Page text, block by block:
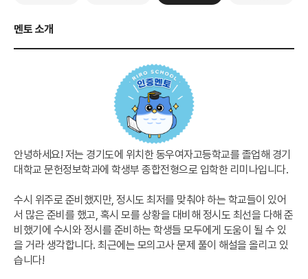
멘토 소개
안녕하세요! 저는 경기도에 위치한 동우여자고등학교를 졸업해 경기
대학교 문헌정보학과에 학생부 종합전형으로 입학한 리미나입니다.
수시 위주로 준비했지만, 정시도 최저를 맞춰야 하는 학교들이 있어
서 많은 준비를 했고, 혹시 모를 상황을 대비해 정시도 최선을 다해 준
비했기에 수시와 정시를 준비하는 학생들 모두에게 도움이 될 수 있
을 거라 생각합니다. 최근에는 모의고사 문제 풀이 해설을 올리고 있
습니다!